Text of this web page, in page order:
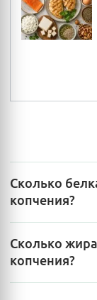
Сколько
копчения?
Сколько
копчения?